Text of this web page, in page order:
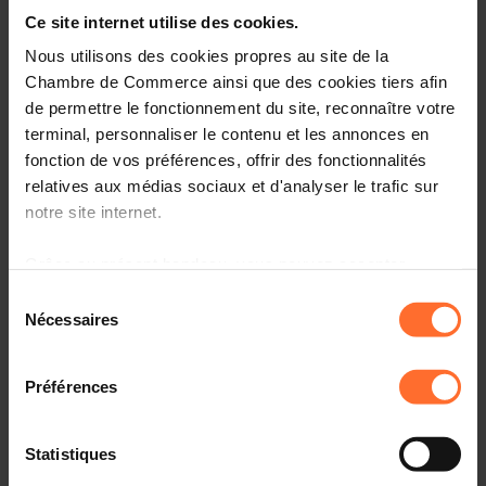
Ce site internet utilise des cookies.
Nous utilisons des cookies propres au site de la
Chambre de Commerce ainsi que des cookies tiers afin
de permettre le fonctionnement du site, reconnaître votre
terminal, personnaliser le contenu et les annonces en
fonction de vos préférences, offrir des fonctionnalités
relatives aux médias sociaux et d'analyser le trafic sur
notre site internet.
à l’exception des cookies strictement nécessaires au
fonctionnement du site. Une description des différents
cookies est accessible sous l’onglet « Détails » ci-
dessus.
Il est précisé que la navigation sur le site et certaines
fonctionnalités (ex : lecture de vidéos, partage sur les
Nécessaires
Préférences
Statistiques
entrepreneurs.
Comment? Participez à une prochaine session « le
vous informera sur l’écosystème, le cadre réglementaire
et les démarches à suivre.
Programme
entrepreneurs au Luxembourg